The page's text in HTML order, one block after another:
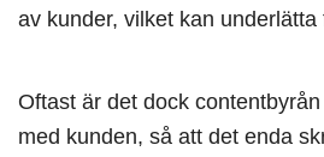
av kunder, vilket kan underlätta
Oftast är det dock
med kunden, så att det enda